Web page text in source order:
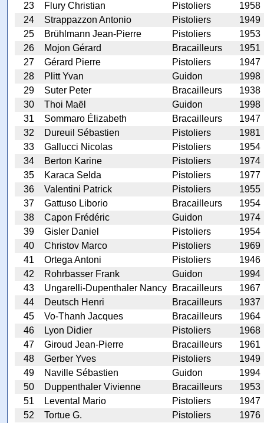
23
Flury Christian Pistoliers
1958
24
Strappazzon Antonio Pistoliers
1949
25
Brühlmann Jean-Pierre Pistoliers
1953
26
Mojon Gérard Bracailleurs
1951
27
Gérard Pierre Pistoliers
1947
28
Plitt Yvan Guidon
1998
29
Suter Peter Bracailleurs
1938
30
Thoi Maël Guidon
1998
31
Sommaro Élizabeth Bracailleurs
1947
32
Dureuil Sébastien Pistoliers
1981
33
Gallucci Nicolas Pistoliers
1954
34
Berton Karine Pistoliers
1974
35
Karaca Selda Pistoliers
1977
36
Valentini Patrick Pistoliers
1955
37
Gattuso Liborio Bracailleurs
1954
38
Capon Frédéric Guidon
1974
39
Gisler Daniel Pistoliers
1954
40
Christov Marco Pistoliers
1969
41
Ortega Antoni Pistoliers
1946
42
Rohrbasser Frank Guidon
1994
43
Ungarelli-Dupenthaler Nancy Bracailleurs
1967
44
Deutsch Henri Bracailleurs
1937
45
Vo-Thanh Jacques Bracailleurs
1964
46
Lyon Didier Pistoliers
1968
47
Giroud Jean-Pierre Bracailleurs
1961
48
Gerber Yves Pistoliers
1949
49
Naville Sébastien Guidon
1994
50
Duppenthaler Vivienne Bracailleurs
1953
51
Levental Mario Pistoliers
1947
52
Tortue G. Pistoliers 1976